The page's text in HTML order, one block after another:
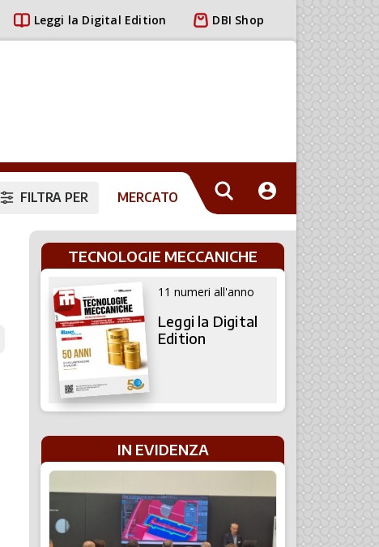
Leggi la Digital Edition DBI Shop
FILTRA PER MERCATO
TECNOLOGIE MECCANICHE
11 numeri all'anno
Leggi la Digital
Edition
IN EVIDENZA